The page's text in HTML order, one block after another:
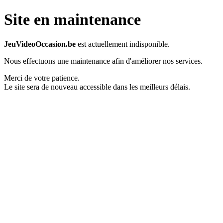
Site en maintenance
JeuVideoOccasion.be est actuellement indisponible.
Nous effectuons une maintenance afin d'améliorer nos services.
Merci de votre patience.
Le site sera de nouveau accessible dans les meilleurs délais.